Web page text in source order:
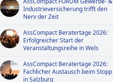
Industrieversicherung trifft den
Nerv der Zeit
AssCompact Beratertage 2026:
Erfolgreicher Start der
Veranstaltungsreihe in Wels
AssCompact Beratertage 2026:
Fachlicher Austausch beim Stopp
in Salzburg